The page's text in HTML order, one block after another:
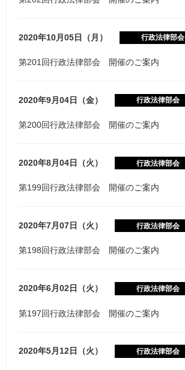
2020年10月05日（月） 行政法律部会
第201回行政法律部会 開催のご案内
2020年9月04日（金） 行政法律部会
第200回行政法律部会 開催のご案内
2020年8月04日（火） 行政法律部会
第199回行政法律部会 開催のご案内
2020年7月07日（火） 行政法律部会
第198回行政法律部会 開催のご案内
2020年6月02日（火） 行政法律部会
第197回行政法律部会 開催のご案内
2020年5月12日（火） 行政法律部会